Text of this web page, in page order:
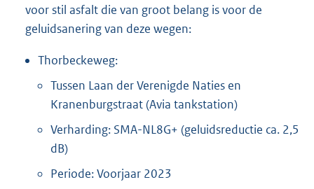
voor stil asfalt die van groot belang is voor de
geluidsanering van deze wegen:
Thorbeckeweg:
Tussen Laan der Verenigde Naties en
Kranenburgstraat (Avia tankstation)
Verharding: SMA-NL8G+ (geluidsreductie ca. 2,5
dB)
Periode: Voorjaar 2023